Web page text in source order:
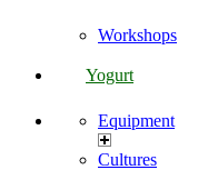
Workshops
Yogurt
Equipment
Cultures